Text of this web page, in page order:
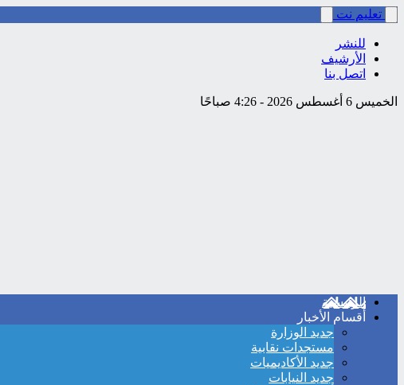
تعليم نت
للنشر
الأرشيف
اتصل بنا
الخميس 6 أغسطس 2026 - 4:26 صباحًا
الرئيسية
أقسام الأخبار
جديد الوزارة
مستجدات نقابية
جديد الأكاديميات
جديد النيابات